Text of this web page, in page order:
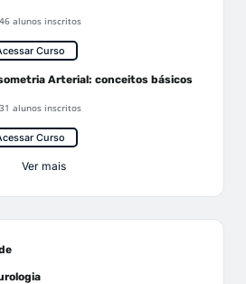
46 alunos inscritos
Curso
Arterial: conceitos básicos
31 alunos inscritos
Curso
Ver mais